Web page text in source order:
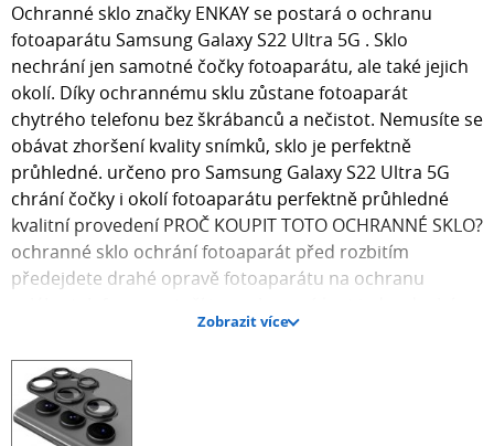
Ochranné sklo značky ENKAY se postará o ochranu
fotoaparátu Samsung Galaxy S22 Ultra 5G . Sklo
nechrání jen samotné čočky fotoaparátu, ale také jejich
okolí. Díky ochrannému sklu zůstane fotoaparát
chytrého telefonu bez škrábanců a nečistot. Nemusíte se
obávat zhoršení kvality snímků, sklo je perfektně
průhledné. určeno pro Samsung Galaxy S22 Ultra 5G
chrání čočky i okolí fotoaparátu perfektně průhledné
kvalitní provedení PROČ KOUPIT TOTO OCHRANNÉ SKLO?
ochranné sklo ochrání fotoaparát před rozbitím
předejdete drahé opravě fotoaparátu na ochranu
Zobrazit více